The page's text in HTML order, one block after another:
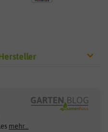
Clever Pots
COMPO
mehr...